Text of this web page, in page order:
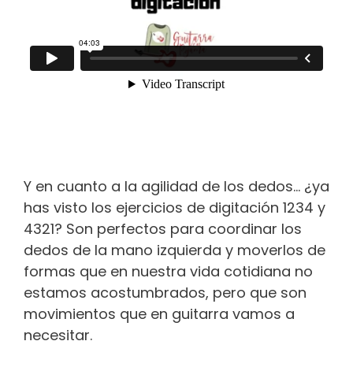
Y en cuanto a la agilidad de los dedos… ¿ya
has visto los ejercicios de digitación 1234 y
4321? Son perfectos para coordinar los
dedos de la mano izquierda y moverlos de
formas que en nuestra vida cotidiana no
estamos acostumbrados, pero que son
movimientos que en guitarra vamos a
necesitar.